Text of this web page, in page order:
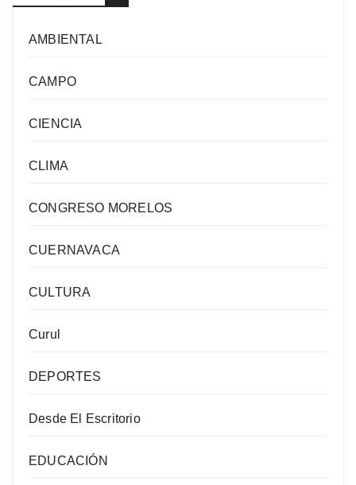
AMBIENTAL
CAMPO
CIENCIA
CLIMA
CONGRESO MORELOS
CUERNAVACA
CULTURA
Curul
DEPORTES
Desde El Escritorio
EDUCACIÓN